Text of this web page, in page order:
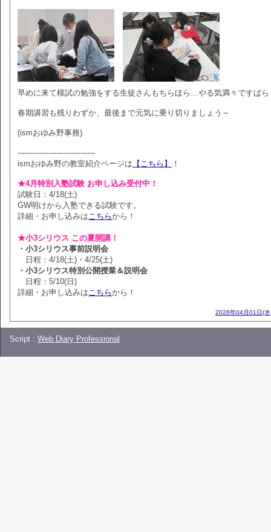
早めに来て模試の勉強をする生徒さんもちらほら…やる気満々ですば
春期講習も残りわずか、最後まで元気に乗り切りましょう～
(ismおゆみ野事務)
--------------------------------
ismおゆみ野の教室紹介ページは 【こちら】 ！
★4月特別入塾試験 お申し込み受付中！
試験日：4/18(土)
GW明けから入塾できる試験です。
詳細・お申し込みはこちらから！
★小3シリウス この夏開講！
・小3シリウス事前説明会
日程：4/18(土)・4/25(土)
・小3シリウス特別公開授業＆説明会
日程：5/10(日)
詳細・お申し込みはこちらから！
2026年04月01日(
Script : Web Diary Professional